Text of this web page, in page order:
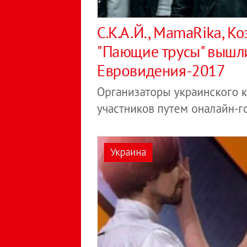
С.К.А.Й., MamaRikа,
"Пающие трусы"
Евровидения-2017
Организаторы украинского
участников путем оналайн-
Украина